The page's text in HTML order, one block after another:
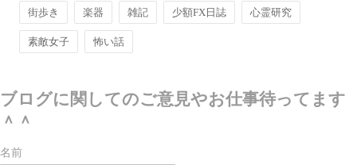
街歩き 楽器 雑記 少額FX日誌 心霊研究
素敵女子 怖い話
ブログに関してのご意見やお仕事待ってます
＾＾
名前